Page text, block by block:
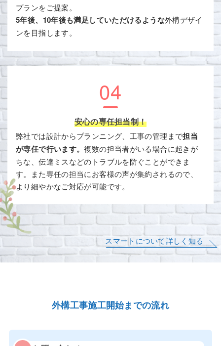
プランをご提案。
5年後、10年後も満足していただけるような外構デザイ
ンを目指します。
04
安心の専任担当制！
弊社では設計からプランニング、工事の管理まで担当
が専任で行います。複数の担当者がいる場合に起きが
ちな、伝達ミスなどのトラブルを防ぐことができま
す。また専任の担当にお客様の声が集約されるので、
より細やかなご対応が可能です。
スマートについて詳しく知る
外構工事施工開始までの流れ